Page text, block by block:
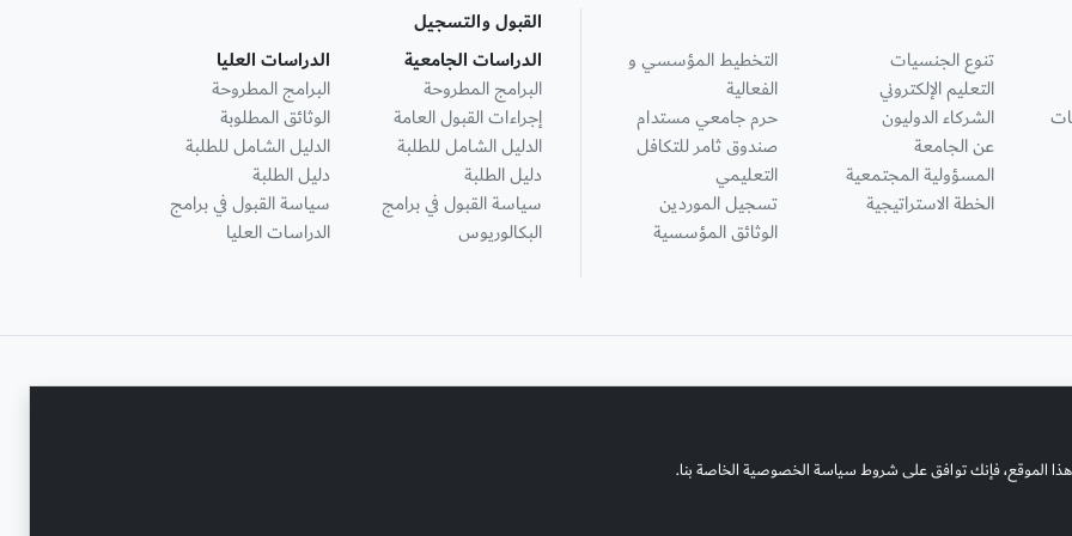
الموقع، فإنك توافق على شروط سياسة الخصوصية الخاصة بنا.
تنوع الجنسيات
التعليم الإلكتروني
الشركاء الدوليون
عن الجامعة
المسؤولية المجتمعية
الخطة الاستراتيجية
التخطيط المؤسسي و
الفعالية
حرم جامعي مستدام
صندوق ثامر للتكافل
التعليمي
تسجيل الموردين
الوثائق المؤسسية
القبول والتسجيل
الدراسات الجامعية
البرامج المطروحة
إجراءات القبول العامة
الدليل الشامل للطلبة
دليل الطلبة
سياسة القبول في برامج
البكالوريوس
الدراسات العليا
البرامج المطروحة
الوثائق المطلوبة
الدليل الشامل للطلبة
دليل الطلبة
سياسة القبول في برامج
الدراسات العليا